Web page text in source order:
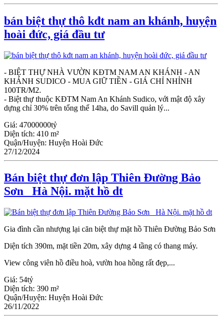
bán biệt thự thô kđt nam an khánh, huyện
hoài đức, giá đầu tư
- BIỆT THỰ NHÀ VƯỜN KĐTM NAM AN KHÁNH - AN
KHÁNH SUDICO - MUA GIỮ TIỀN - GIÁ CHỈ NHỈNH
100TR/M2.
- Biệt thự thuộc KĐTM Nam An Khánh Sudico, với mật độ xây
dựng chỉ 30% trên tổng thể 14ha, do Savill quản lý...
Giá: 47000000tỷ
Diện tích: 410 m²
Quận/Huyện: Huyện Hoài Đức
27/12/2024
Bán biệt thự đơn lập Thiên Đường Bảo
Sơn_ Hà Nội. mặt hồ dt
Gia đình cần nhượng lại căn biệt thự mặt hồ Thiên Đường Bảo Sơn
Diện tích 390m, mặt tiền 20m, xây dựng 4 tầng có thang máy.
View công viên hồ điều hoà, vườn hoa hồng rất đẹp,...
Giá: 54tỷ
Diện tích: 390 m²
Quận/Huyện: Huyện Hoài Đức
26/11/2022